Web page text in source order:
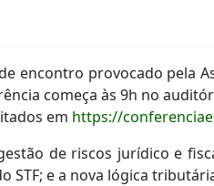
encontro provocado pela
começa às 9h no
em https://
de riscos jurídico e
STF; e a nova lógica